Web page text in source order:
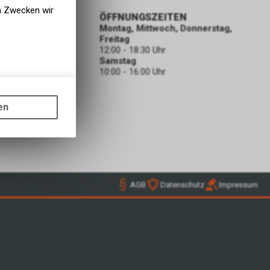
ÖFFNUNGSZEITEN
Montag, Mittwoch, Donnerstag,
Freitag
12:00 - 18:30 Uhr
Samstag
10:00 - 16:00 Uhr
AGB Datenschutz Impressum
Zwecken wir
wie die
die